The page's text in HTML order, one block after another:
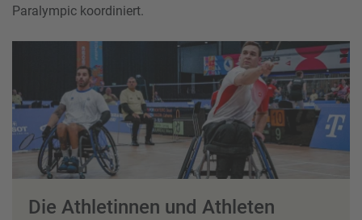
Paralympic koordiniert.
Die Athletinnen und Athleten